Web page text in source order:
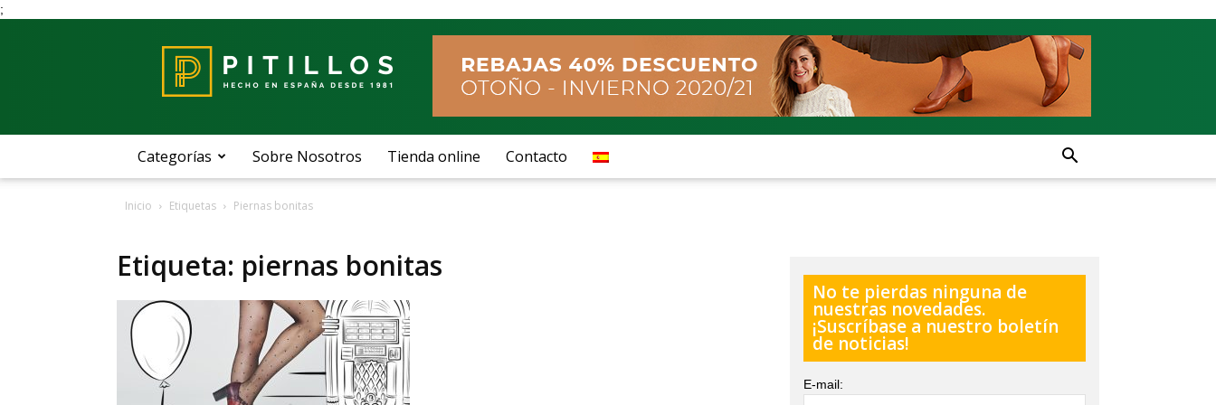
;
Pitillos
Categorías Sobre Nosotros Tienda online Contacto
Inicio Etiquetas Piernas bonitas
Etiqueta: piernas bonitas
No te pierdas ninguna de
nuestras novedades.
¡Suscríbase a nuestro boletín
de noticias!
E-mail: